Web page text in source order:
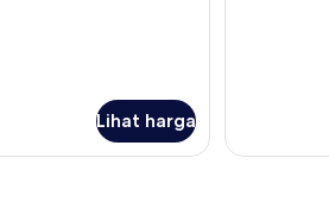
Lihat harga